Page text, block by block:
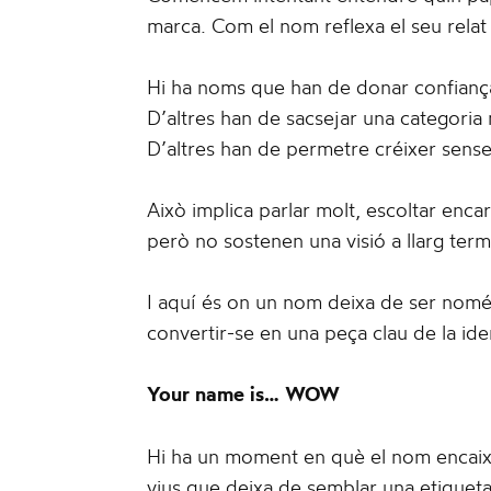
marca. Com el nom reflexa el seu
Hi ha noms que han de donar
D’altres han de sacsejar una categoria
D’altres han de permetre créixer
Això implica parlar molt, escoltar
però no sostenen una visió a llarg
I aquí és on un nom deixa de ser
convertir-se en una peça clau de la
Your name is… WOW
Hi ha un moment en què el nom
vius que deixa de semblar una